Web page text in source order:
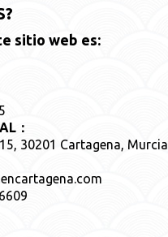
sitio web es:
：
30201 Cartagena, Murcia